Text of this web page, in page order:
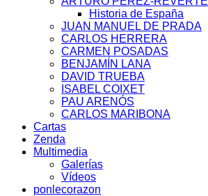
Historia de España
JUAN MANUEL DE PRADA
CARLOS HERRERA
CARMEN POSADAS
BENJAMÍN LANA
DAVID TRUEBA
ISABEL COIXET
PAU ARENÓS
CARLOS MARIBONA
Cartas
Zenda
Multimedia
Galerías
Vídeos
ponlecorazon